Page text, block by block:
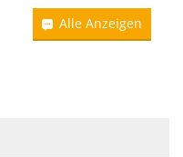
Alle Anzeigen